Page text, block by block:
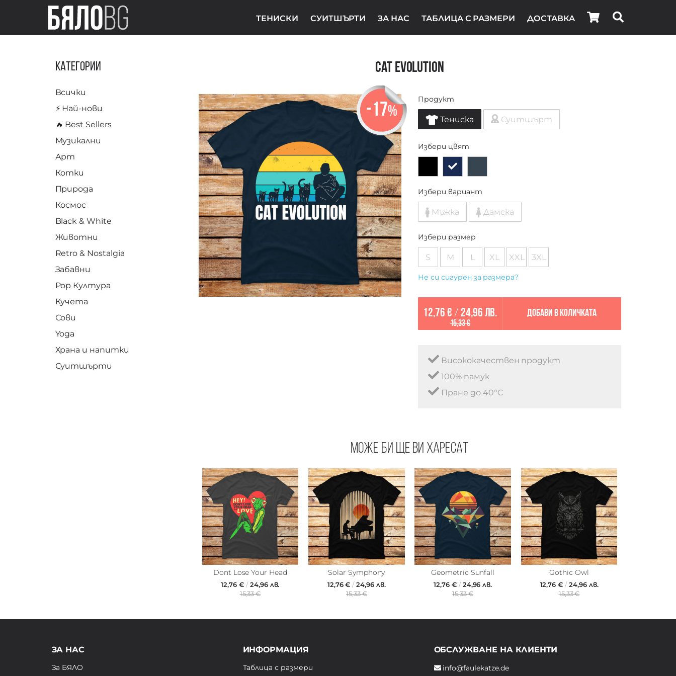
ТЕНИСКИ СУИТШЪРТИ ЗА НАС ТАБЛИЦА С РАЗМЕРИ ДОСТАВКА
Категории
Всички
⚡️ Най-нови
🔥 Best Sellers
Музикални
Арт
Котки
Природа
Космос
Black & White
Животни
Retro & Nostalgia
Забавни
Pop Култура
Кучета
Сови
Yoga
Храна и напитки
Суитшърти
Cat Evolution
-17%
Продукт
Тениска Суитшърт
Избери цвят
Избери вариант
Мъжка Дамска
Избери размер
S M L XL XXL 3XL
Не си сигурен за размера?
12,76 € / 24,96 лв.
15,33 €
Добави в количката
Висококачествен продукт
100% памук
Пране до 40°C
Може би ще ви харесат
Dont Lose Your Head
12,76 € /24,96 лв.
15,33 €
Solar Symphony
12,76 €/24,96 лв.
15,33 €
Geometric Sunfall
12,76 € /24,96 лв.
15,33 €
Gothic Owl
12,76 €/24,96 лв.
15,33 €
ЗА НАС
За БЯЛО
ИНФОРМАЦИЯ
Таблица с размери
ОБСЛУЖВАНЕ НА КЛИЕНТИ
info@faulekatze.de